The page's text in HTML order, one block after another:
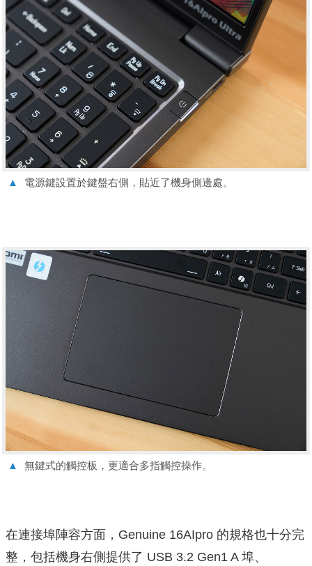
▲ 電源鍵設置於鍵盤右側，貼近了機身側邊處。
▲ 無鍵式的觸控板，更適合多指觸控操作。
在連接埠陣容方面，Genuine 16AIpro 的規格也十分完
整，包括機身右側提供了 USB 3.2 Gen1 A 埠、